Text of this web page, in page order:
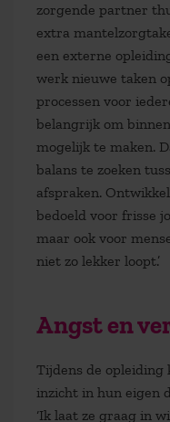
zorgende partner
extra
een externe
werk nieuwe taken
processen voor
belangrijk om
mogelijk te maken.
balans te zoeken
afspraken.
bedoeld voor frisse
maar ook voor
niet zo lekker loopt.’
Angst en
Tijdens de opleiding
inzicht in hun eigen
‘Ik laat ze graag in